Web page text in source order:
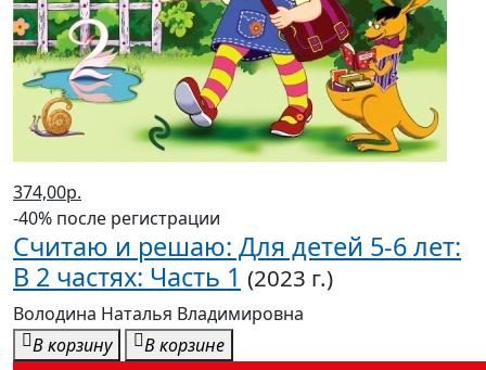
374,00р.
-40% после регистрации
Считаю и решаю: Для детей 5-6 лет:
В 2 частях: Часть 1 (2023 г.)
Володина Наталья Владимировна
В корзину
В корзине